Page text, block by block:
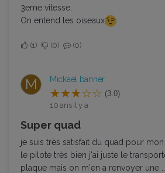
3eme vitesse.
On entend les oiseaux
1 0 0
M Mickael banner
(3.0)
10 ans il y a
super quad
je suis très satisfait du quad pour
le pilote très bien j'ai juste le
plaque mais on m'en a renvoyer une